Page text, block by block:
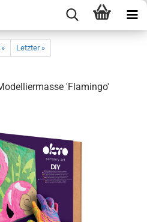
Letzter »
'Flamingo'